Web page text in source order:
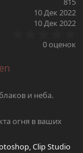
10 Дек 2022
10 Дек 2022
0
0 оценок
и неба.
огня в ваших
Clip Studio